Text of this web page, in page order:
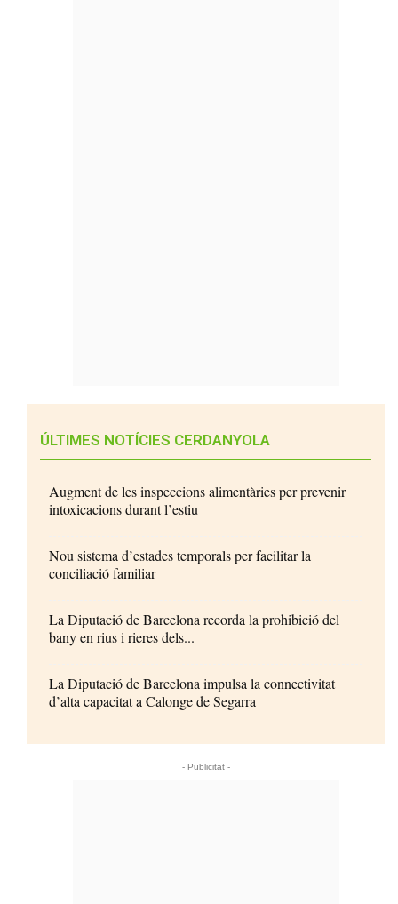
ÚLTIMES NOTÍCIES CERDANYOLA
Augment de les inspeccions alimentàries per prevenir
intoxicacions durant l’estiu
Nou sistema d’estades temporals per facilitar la
conciliació familiar
La Diputació de Barcelona recorda la prohibició del
bany en rius i rieres dels...
La Diputació de Barcelona impulsa la connectivitat
d’alta capacitat a Calonge de Segarra
- Publicitat -